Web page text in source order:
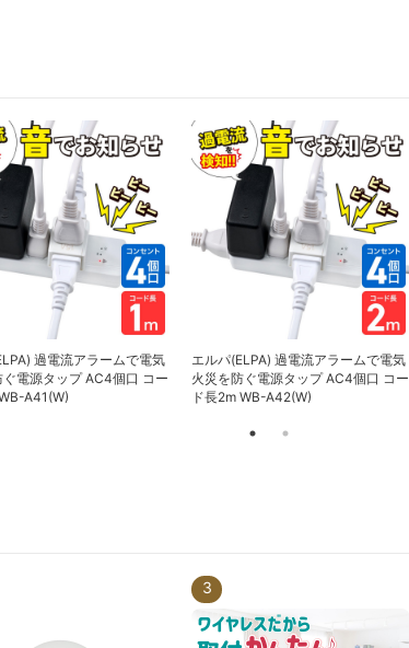
過電流アラームで電気
ぐ電源タップ AC4個口 コー
A41(W)
エルパ(ELPA) 過電流アラームで電気
火災を防ぐ電源タップ AC4個口 コー
ド長2m WB-A42(W)
3